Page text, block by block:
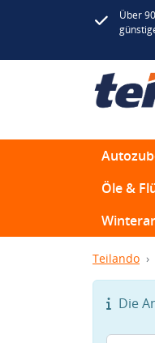
Über
Öle &
Teilando
Die